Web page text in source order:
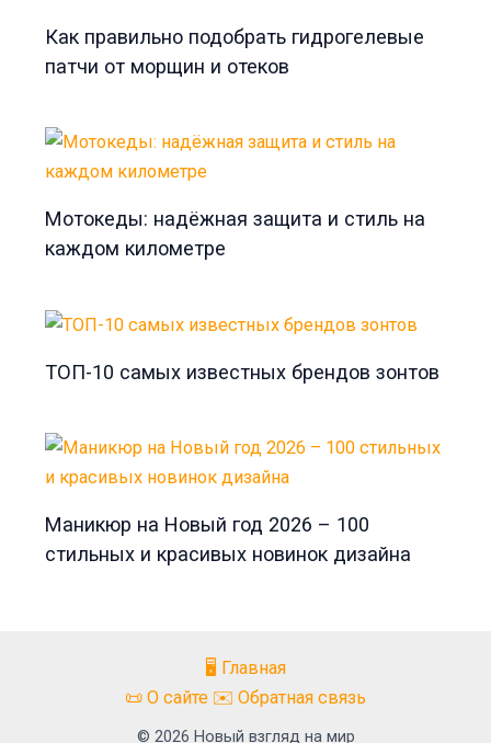
Как правильно подобрать гидрогелевые
патчи от морщин и отеков
Мотокеды: надёжная защита и стиль на
каждом километре
ТОП-10 самых известных брендов зонтов
Маникюр на Новый год 2026 – 100
стильных и красивых новинок дизайна
🖥️ Главная
📜 О сайте ✉️ Обратная связь
© 2026 Новый взгляд на мир